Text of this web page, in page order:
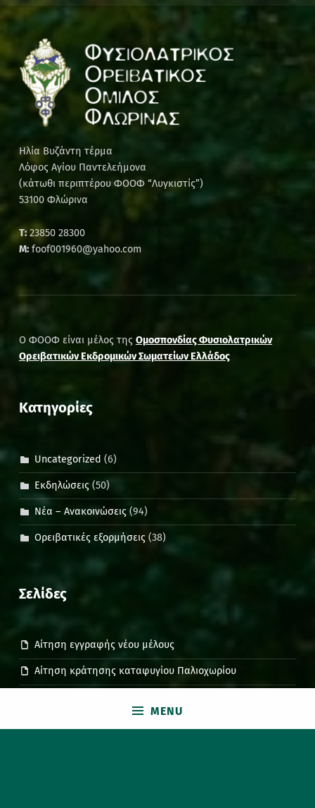
MENU
Ηλία Βυζάντη τέρμα
Λόφος Αγίου Παντελεήμονα
(κάτωθι περιπτέρου ΦΟΟΦ “Λυγκιστίς”)
53100 Φλώρινα
Τ:23850 28300
M:foof001960@yahoo.com
Ο ΦΟΟΦ είναι μέλος της Ομοσπονδίας Φυσιολατρικών
Ορειβατικών Εκδρομικών Σωματείων Ελλάδος
Kατηγορίες
Uncategorized (6)
Εκδηλώσεις(50)
Νέα – Ανακοινώσεις(94)
Ορειβατικές εξορμήσεις(38)
Σελίδες
Αίτηση εγγραφής νέου μέλους
Αίτηση κράτησης καταφυγίου Παλιοχωρίου